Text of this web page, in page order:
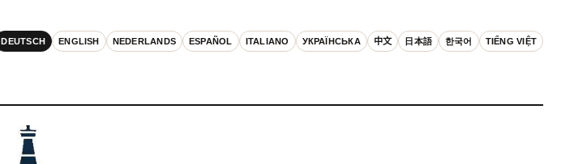
DEUTSCH ENGLISH NEDERLANDS ESPAÑOL ITALIANO УКРАЇНСЬКА 中文 日本語 한국어 TIẾNG VIỆT